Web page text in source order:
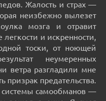
Жалость и страх —
неизбежно вылезет
мозга и отравит
и искренности,
тоски, от ноющей
неумеренных
ветра разгладили мне
призрак предательства.
системы самообманов —